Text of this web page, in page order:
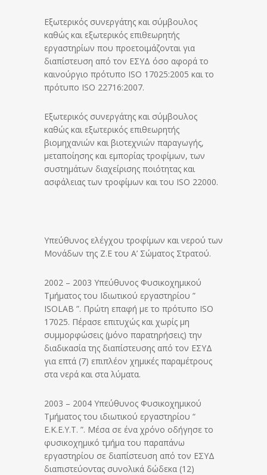
Εξωτερικός συνεργάτης και σύμβουλος
καθώς και εξωτερικός επιθεωρητής
εργαστηρίων που προετοιμάζονται για
διαπίστευση από τον ΕΣΥΔ όσο αφορά το
καινούργιο πρότυπο ISO 17025:2005 και το
πρότυπο ISO 22716:2007.
Εξωτερικός συνεργάτης και σύμβουλος
καθώς και εξωτερικός επιθεωρητής
βιομηχανιών και βιοτεχνιών παραγωγής,
μεταποίησης και εμπορίας τροφίμων, των
συστημάτων διαχείρισης ποιότητας και
ασφάλειας των τροφίμων και του ISO 22000.
Υπεύθυνος ελέγχου τροφίμων και νερού των
Μονάδων της Ζ.Ε του Α’ Σώματος Στρατού.
2002 – 2003 Υπεύθυνος Φυσικοχημικού
Τμήματος του Ιδιωτικού εργαστηρίου ”
ISOLAB ”. Πρώτη επαφή με το πρότυπο ISO
17025. Πέρασε επιτυχώς και χωρίς μη
συμμορφώσεις (μόνο παρατηρήσεις) την
διαδικασία της διαπίστευσης από τον ΕΣΥΔ
για επτά (7) επιπλέον χημικές παραμέτρους
στα νερά και στα λύματα.
2003 – 2004 Υπεύθυνος Φυσικοχημικού
Τμήματος του ιδιωτικού εργαστηρίου “
Ε.Κ.Ε.Υ.Τ. ”. Μέσα σε ένα χρόνο οδήγησε το
φυσικοχημικό τμήμα του παραπάνω
εργαστηρίου σε διαπίστευση από τον ΕΣΥΔ
διαπιστεύοντας συνολικά δώδεκα (12)